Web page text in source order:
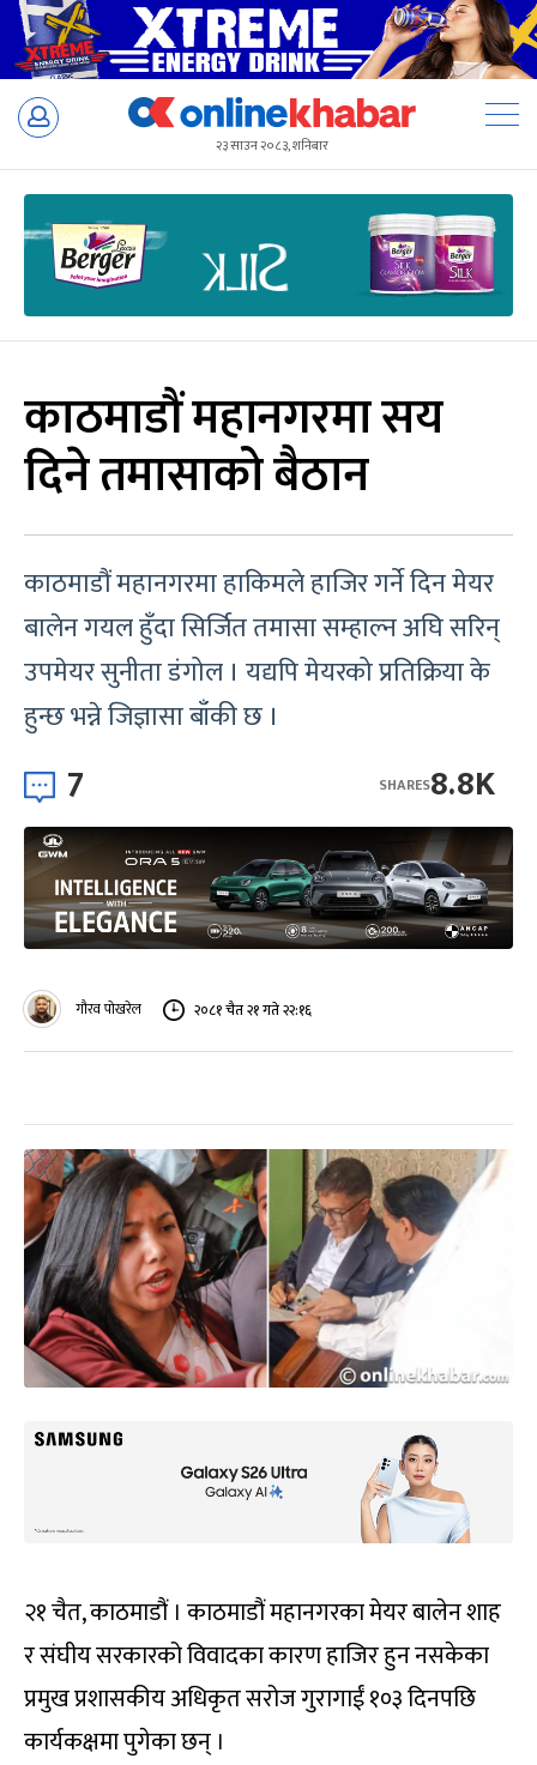
Skip
२३ साउन २०८३, शनिबार
काठमाडौं महानगरमा सय
दिने तमासाको बैठान
काठमाडौं महानगरमा हाकिमले हाजिर गर्ने दिन मेयर
बालेन गयल हुँदा सिर्जित तमासा सम्हाल्न अघि सरिन्
उपमेयर सुनीता डंगोल । यद्यपि मेयरको प्रतिक्रिया के
हुन्छ भन्ने जिज्ञासा बाँकी छ ।
7 8.8K
SHARES
गौरव पोखरेल २०८१ चैत २१ गते २२:१६
२१ चैत, काठमाडौं । काठमाडौं महानगरका मेयर बालेन शाह
र संघीय सरकारको विवादका कारण हाजिर हुन नसकेका
प्रमुख प्रशासकीय अधिकृत सरोज गुरागाईं १०३ दिनपछि
कार्यकक्षमा पुगेका छन् ।